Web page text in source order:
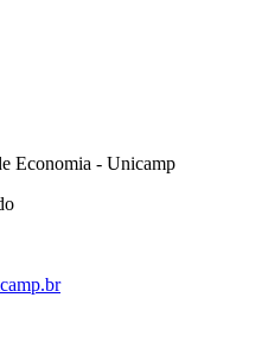
Economia - Unicamp